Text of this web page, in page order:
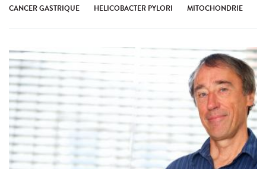
CANCER GASTRIQUE HELICOBACTER PYLORI MITOCHONDRIE